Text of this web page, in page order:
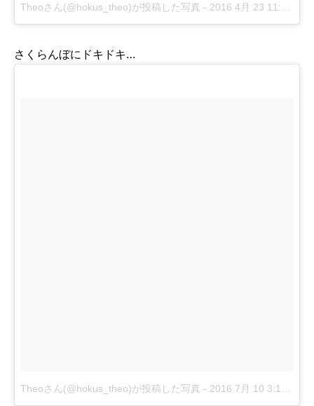
Theoさん(@hokus_theo)が投稿した写真 - 2016 4月 23 11:39午後 PDT
さくらんぼにドキドキ…
Theoさん(@hokus_theo)が投稿した写真 - 2016 7月 10 3:13午後 PDT